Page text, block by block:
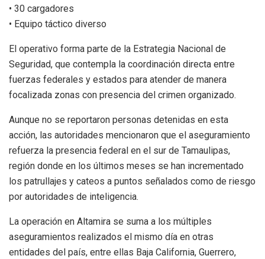
• 30 cargadores
• Equipo táctico diverso
El operativo forma parte de la Estrategia Nacional de
Seguridad, que contempla la coordinación directa entre
fuerzas federales y estados para atender de manera
focalizada zonas con presencia del crimen organizado.
Aunque no se reportaron personas detenidas en esta
acción, las autoridades mencionaron que el aseguramiento
refuerza la presencia federal en el sur de Tamaulipas,
región donde en los últimos meses se han incrementado
los patrullajes y cateos a puntos señalados como de riesgo
por autoridades de inteligencia.
La operación en Altamira se suma a los múltiples
aseguramientos realizados el mismo día en otras
entidades del país, entre ellas Baja California, Guerrero,